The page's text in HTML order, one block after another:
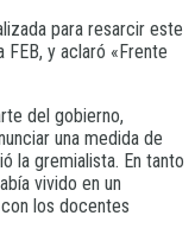
para resarcir este
y aclaró «Frente
del gobierno,
una medida de
la gremialista. En tanto
vivido en un
los docentes